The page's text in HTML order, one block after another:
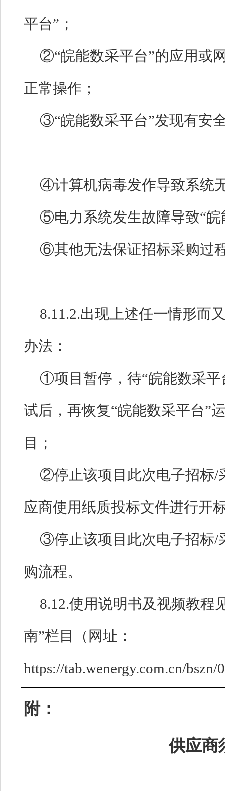
平台”；
②“皖能数采平台”的应用或
正常操作；
③“皖能数采平台”发现有安
④计算机病毒发作导致系统
⑤电力系统发生故障导致“皖
⑥其他无法保证招标采购过
8.11.2.出现上述任一情形而
办法：
①项目暂停，待“皖能数采平
试后，再恢复“皖能数采平台”
目；
②停止该项目此次电子招标/
应商使用纸质投标文件进行开
③停止该项目此次电子招标/
购流程。
8.12.使用说明书及视频教程
南”栏目（网址：
https://tab.wenergy.com.cn/
附：
供应商